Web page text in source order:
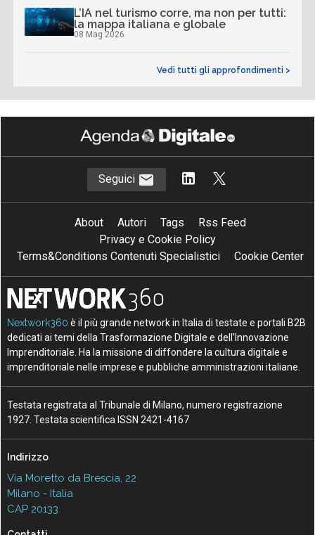
L’IA nel turismo corre, ma non per tutti:
la mappa italiana e globale
08 Mag 2026
Vedi tutti gli approfondimenti >
Seguici
About Autori Tags
Rss Feed
Privacy e Cookie Policy
Terms&Conditions Contenuti Specialistici
Cookie Center
Nextwork360 è il più grande network in Italia di testate e portali B2B
dedicati ai temi della Trasformazione Digitale e dell’Innovazione
Imprenditoriale. Ha la missione di diffondere la cultura digitale e
imprenditoriale nelle imprese e pubbliche amministrazioni italiane.
Testata registrata al Tribunale di Milano, numero registrazione
1927. Testata scientifica ISSN 2421-4167
Indirizzo
Via Moretto da Brescia, 22
Milano - Italia
CAP 20133